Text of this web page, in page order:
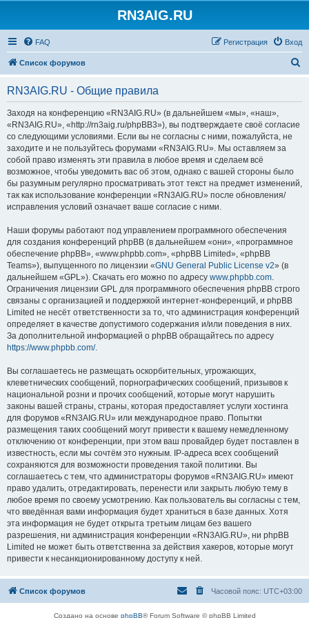
RN3AIG.RU
FAQ Вход
Регистрация
Список форумов
RN3AIG.RU - Общие правила
Заходя на конференцию «RN3AIG.RU» (в дальнейшем «мы», «наш»,
«RN3AIG.RU», «http://rn3aig.ru/phpBB3»), вы подтверждаете своё согласие
со следующими условиями. Если вы не согласны с ними, пожалуйста, не
заходите и не пользуйтесь форумами «RN3AIG.RU». Мы оставляем за
собой право изменять эти правила в любое время и сделаем всё
возможное, чтобы уведомить вас об этом, однако с вашей стороны было
бы разумным регулярно просматривать этот текст на предмет изменений,
так как использование конференции «RN3AIG.RU» после обновления/
исправления условий означает ваше согласие с ними.
Наши форумы работают под управлением программного обеспечения
для создания конференций phpBB (в дальнейшем «они», «программное
обеспечение phpBB», «www.phpbb.com», «phpBB Limited», «phpBB
Teams»), выпущенного по лицензии «GNU General Public License v2» (в
дальнейшем «GPL»). Скачать его можно по адресу www.phpbb.com.
Ограничения лицензии GPL для программного обеспечения phpBB строго
связаны с организацией и поддержкой интернет-конференций, и phpBB
Limited не несёт ответственности за то, что администрация конференций
определяет в качестве допустимого содержания и/или поведения в них.
За дополнительной информацией о phpBB обращайтесь по адресу
https://www.phpbb.com/.
Вы соглашаетесь не размещать оскорбительных, угрожающих,
клеветнических сообщений, порнографических сообщений, призывов к
национальной розни и прочих сообщений, которые могут нарушить
законы вашей страны, страны, которая предоставляет услуги хостинга
для форумов «RN3AIG.RU» или международное право. Попытки
размещения таких сообщений могут привести к вашему немедленному
отключению от конференции, при этом ваш провайдер будет поставлен в
известность, если мы сочтём это нужным. IP-адреса всех сообщений
сохраняются для возможности проведения такой политики. Вы
соглашаетесь с тем, что администраторы форумов «RN3AIG.RU» имеют
право удалить, отредактировать, перенести или закрыть любую тему в
любое время по своему усмотрению. Как пользователь вы согласны с тем,
что введённая вами информация будет храниться в базе данных. Хотя
эта информация не будет открыта третьим лицам без вашего
разрешения, ни администрация конференции «RN3AIG.RU», ни phpBB
Limited не может быть ответственна за действия хакеров, которые могут
привести к несанкционированному доступу к ней.
Список форумов Часовой пояс: UTC+03:00
Создано на основе phpBB® Forum Software © phpBB Limited